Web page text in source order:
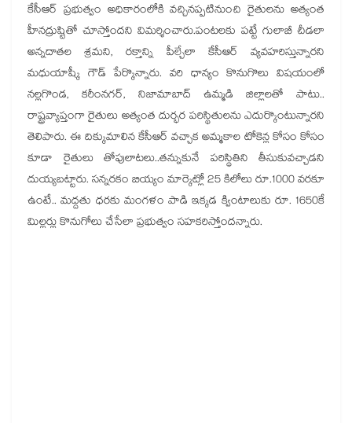
కేసీఆర్ ప్రభుత్వం అధికారంలోకి వచ్చినప్పటినుంచి రైతులను అత్యంత
హీనద్రుష్టితో చూస్తోందని విమర్శించారు.పంటలకు పట్టే గులాబీ చీడలా
అన్నదాతల శ్రమని, రక్తాన్ని పీల్చేలా కేసీఆర్ వ్యవహరిస్తున్నారని
మధుయాష్కీ గౌడ్ పేర్కొన్నారు. వరి ధాన్యం కొనుగొలు విషయంలో
నల్లగొండ, కరీంనగర్, నిజామాబాద్ ఉమ్మడి జిల్లాలతో పాటు..
రాష్ట్రవ్యాప్తంగా రైతులు అత్యంత దుర్భర పరిస్థితులను ఎదుర్కొంటున్నారని
తెలిపారు. ఈ దిక్కుమాలిన కేసీఆర్ వచ్చాక అమ్మకాల టోకెన్ల కోసం కోసం
కూడా రైతులు తోపులాటలు..తన్నుకునే పరిస్థితిని తీసుకువచ్చాడని
దుయ్యబట్టారు. సన్నరకం బియ్యం మార్కెట్లో 25 కిలోలు రూ.1000 వరకూ
ఉంటే.. మద్దతు ధరకు మంగళం పాడి ఇక్కడ క్వింటాలుకు రూ. 1650కే
మిల్లర్లు కొనుగోలు చేసేలా ప్రభుత్వం సహకరిస్తోందన్నారు.